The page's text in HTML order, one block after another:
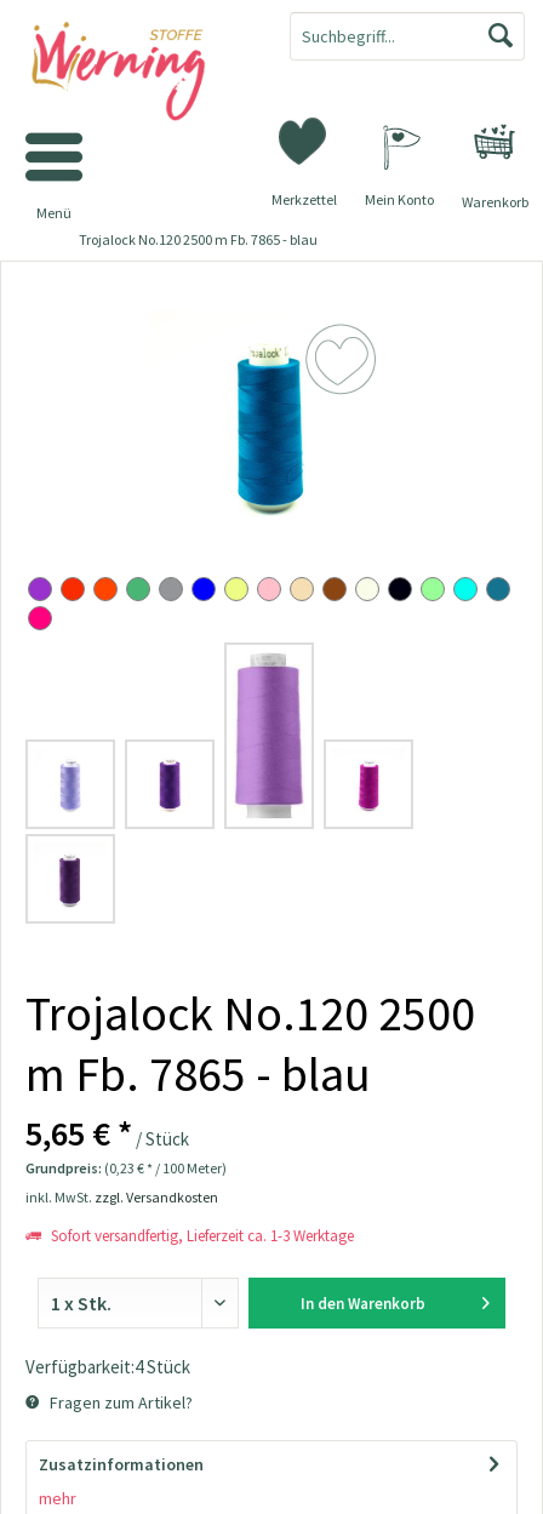
Warenkorb
Merkzettel Mein Konto
Menü
Trojalock No.120 2500 m Fb. 7865 - blau
Trojalock No.120 2500
m Fb. 7865 - blau
5,65 € * / Stück
Grundpreis: (0,23 € * / 100 Meter)
inkl. MwSt. zzgl. Versandkosten
Sofort versandfertig, Lieferzeit ca. 1-3 Werktage
In den Warenkorb
Verfügbarkeit:4 Stück
Fragen zum Artikel?
Zusatzinformationen
mehr